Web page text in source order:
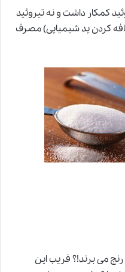
ونه تیروئید
کردن ید شیمیایی) مصرف
رنج می برند!؟ فریب این